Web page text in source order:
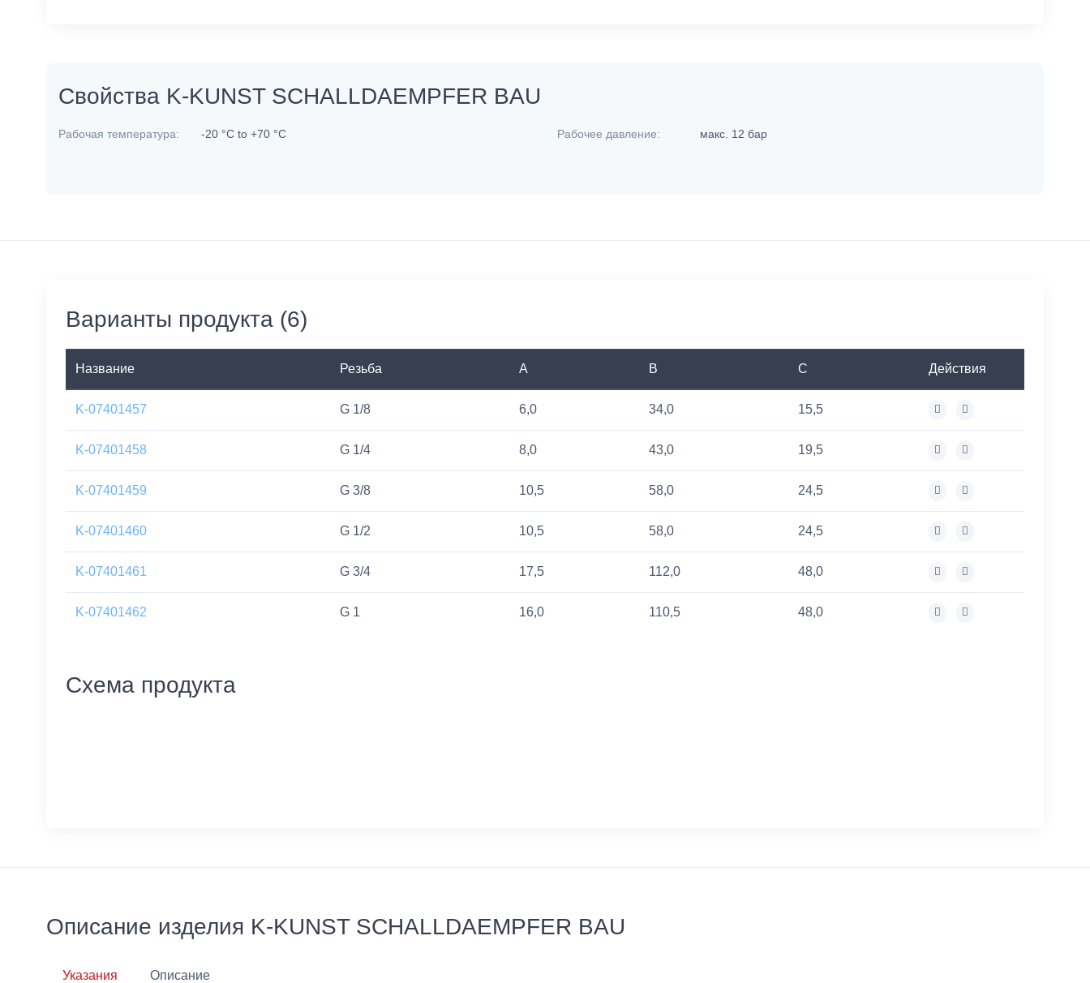
Свойства K-KUNST SCHALLDAEMPFER BAU
Рабочая температура: -20 °C to +70 °C Рабочее давление: макс. 12 бар
Варианты продукта (6)
Название Резьба A B C Действия
K-07401457 G 1/8 6,0 34,0 15,5
K-07401458 G 1/4 8,0 43,0 19,5
K-07401459 G 3/8 10,5 58,0 24,5
K-07401460 G 1/2 10,5 58,0 24,5
K-07401461 G 3/4 17,5 112,0 48,0
K-07401462 G 1 16,0 110,5 48,0
Схема продукта
Описание изделия K-KUNST SCHALLDAEMPFER BAU
Указания Описание